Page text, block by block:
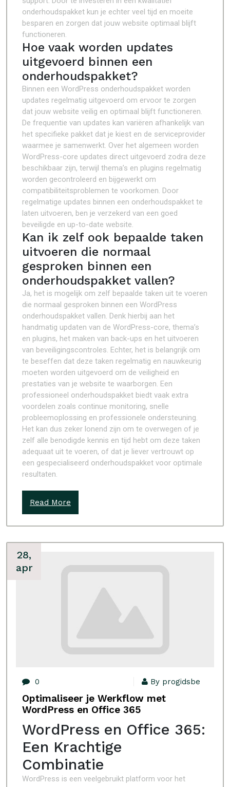
onderhoudspakket kun je echter veel tijd en moeite
besparen en zorgen dat jouw website optimaal blijft
functioneren.
Hoe vaak worden updates
uitgevoerd binnen een
onderhoudspakket?
Binnen een WordPress onderhoudspakket worden
updates regelmatig uitgevoerd om ervoor te zorgen
dat jouw website veilig en optimaal blijft functioneren.
De frequentie van updates kan variëren afhankelijk van
het specifieke pakket dat je kiest en de serviceprovider
waarmee je samenwerkt. Over het algemeen worden
WordPress-core updates direct uitgevoerd zodra deze
beschikbaar zijn, terwijl thema’s en plugins regelmatig
worden gecontroleerd en bijgewerkt om
compatibiliteitsproblemen te voorkomen. Door
regelmatige updates binnen een onderhoudspakket te
laten uitvoeren, ben je verzekerd van een goed
beveiligde en up-to-date website.
Kan ik zelf ook bepaalde taken
uitvoeren die normaal
gesproken binnen een
onderhoudspakket vallen?
Ja, het is mogelijk om zelf bepaalde taken uit te voeren
die normaal gesproken binnen een WordPress
onderhoudspakket vallen. Denk hierbij aan het
handmatig updaten van de WordPress-core, thema’s
en plugins, het maken van back-ups en het uitvoeren
van beveiligingscontroles. Echter, het is belangrijk om
te beseffen dat deze taken regelmatig en nauwkeurig
moeten worden uitgevoerd om de veiligheid en
prestaties van je website te waarborgen. Een
professioneel onderhoudspakket biedt vaak extra
voordelen zoals continue monitoring, snelle
probleemoplossing en professionele ondersteuning.
Het kan dus zeker lonend zijn om te overwegen of je
zelf alle benodigde kennis en tijd hebt om deze taken
adequaat uit te voeren, of dat je liever vertrouwt op
een gespecialiseerd onderhoudspakket voor optimale
resultaten.
Read More
28,
apr
0 By progidsbe
Optimaliseer je Werkflow met
WordPress en Office 365
WordPress en Office 365:
Een Krachtige
Combinatie
WordPress is een veelgebruikt platform voor het